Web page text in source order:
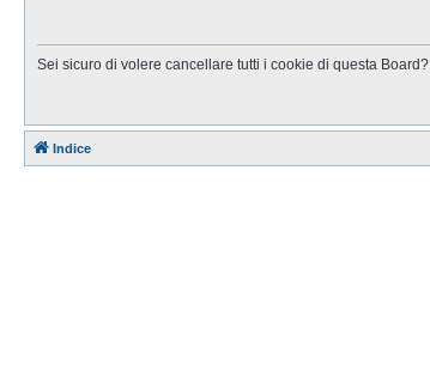
Sei sicuro di volere cancellare tutti i cookie di questa Board?
Indice